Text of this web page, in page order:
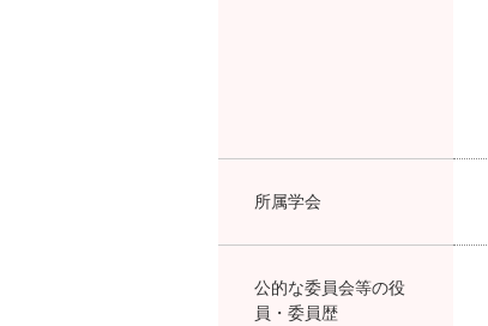
所属学会
公的な委員会等の役
員・委員歴